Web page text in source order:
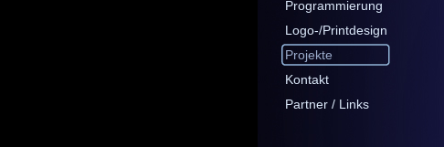
Programmierung
Logo-/Printdesign
Projekte
Kontakt
Partner / Links